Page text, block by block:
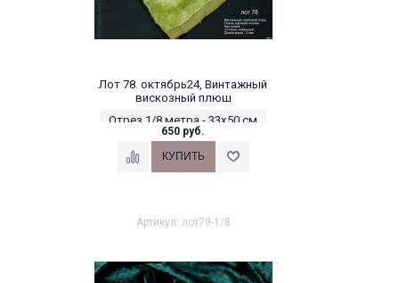
Лот 78. октябрь24, Винтажный
вискозный плюш
Отрез 1/8 метра - 33х50 см
650 руб.
Артикул: лот79-1/8